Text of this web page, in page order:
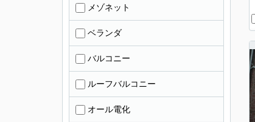
メゾネット
ベランダ
バルコニー
ルーフバルコニー
オール電化